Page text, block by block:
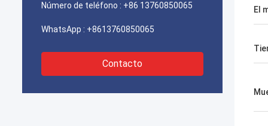
Número de teléfono : +86 13760850065
WhatsApp : +8613760850065
Contacto
El